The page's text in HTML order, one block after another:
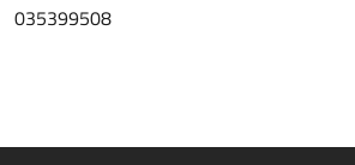
035399508